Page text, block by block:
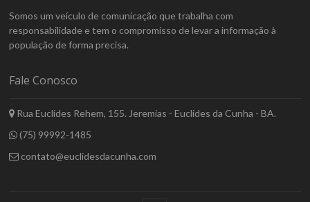
Somos um veículo de comunicação que trabalha com
responsabilidade e tem o compromisso de levar a informação à
população de forma precisa.
Fale Conosco
Rua Euclides Rehem, 155. Jeremias - Euclides da Cunha - BA.
(75) 99992-1485
contato@euclidesdacunha.com